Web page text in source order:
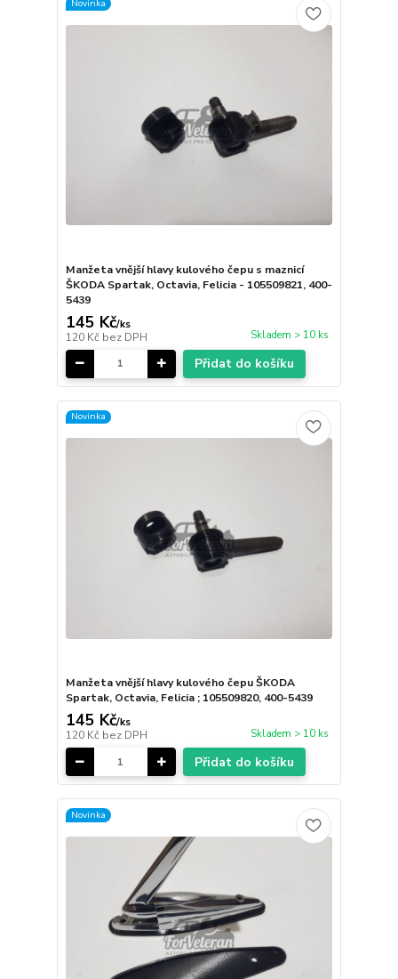
Novinka
Manžeta vnější hlavy kulového čepu s maznicí
ŠKODA Spartak, Octavia, Felicia - 105509821, 400-
5439
145 Kč/ks
120 Kč bez DPH Skladem > 10 ks
Přidat do košíku
Novinka
Manžeta vnější hlavy kulového čepu ŠKODA
Spartak, Octavia, Felicia ; 105509820, 400-5439
145 Kč/ks
120 Kč bez DPH Skladem > 10 ks
Přidat do košíku
Novinka